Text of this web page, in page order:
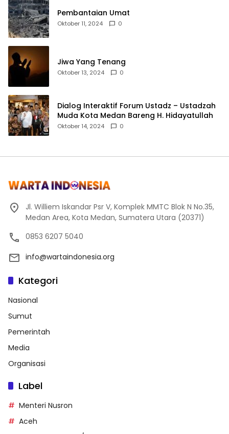
Pembantaian Umat
Oktober 11, 2024 0
Jiwa Yang Tenang
Oktober 13, 2024 0
Dialog Interaktif Forum Ustadz – Ustadzah
Muda Kota Medan Bareng H. Hidayatullah
Oktober 14, 2024 0
Jl. Williem Iskandar Psr V, Komplek MMTC Blok N No.35,
Medan Area, Kota Medan, Sumatera Utara (20371)
0853 6207 5040
info@wartaindonesia.org
Kategori
Nasional
Sumut
Pemerintah
Media
Organisasi
Label
Menteri Nusron
Aceh